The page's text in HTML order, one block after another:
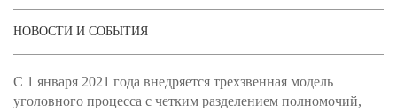
НОВОСТИ И СОБЫТИЯ
С 1 января 2021 года внедряется трехзвенная модель
уголовного процесса с четким разделением полномочий,